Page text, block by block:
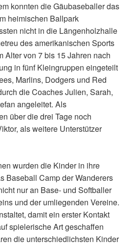
konnten die Gäubaseballer das
heimischen Ballpark
nicht in die Längenholzhalle
des amerikanischen Sports
Alter von 7 bis 15 Jahren nach
in fünf Kleingruppen eingeteilt
Marlins, Dodgers und Red
die Coaches Julien, Sarah,
angeleitet. Als
über die drei Tage noch
als weitere Unterstützer
wurden die Kinder in ihre
Baseball Camp der Wanderers
nur an Base- und Softballer
und der umliegenden Vereine.
damit ein erster Kontakt
spielerische Art geschaffen
die unterschiedlichsten Kinder